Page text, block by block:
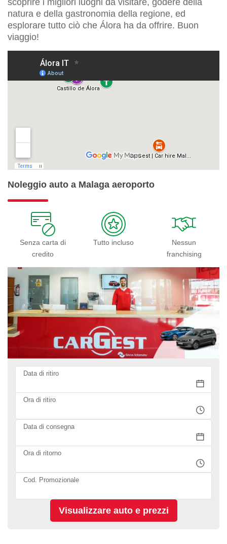
natura e della gastronomia della regione, ed
esplorare tutto ciò che Álora ha da offrire. Buon
viaggio!
Noleggio auto a Malaga aeroporto
Senza carta di
credito
Tutto incluso
Nessun
franchising
Data di ritiro
Ora di ritiro
Data di consegna
Ora di ritorno
Cod. Promozionale